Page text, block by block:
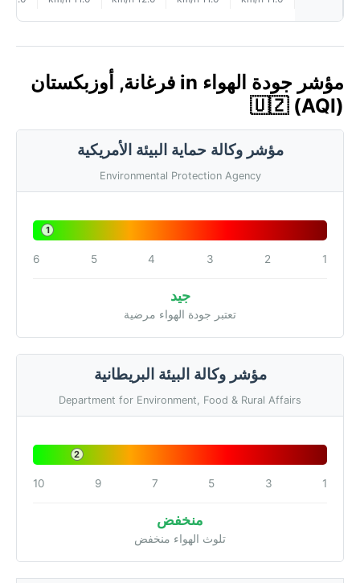
مؤشر جودة الهواء in فرغانة, أوزبكستان
🇺🇿 (AQI)
مؤشر وكالة حماية البيئة الأمريكية
Environmental Protection Agency
1
1
2
3
4
5
6
جيد
تعتبر جودة الهواء مرضية
مؤشر وكالة البيئة البريطانية
Department for Environment, Food & Rural Affairs
2
1
3
5
7
9
10
منخفض
تلوث الهواء منخفض